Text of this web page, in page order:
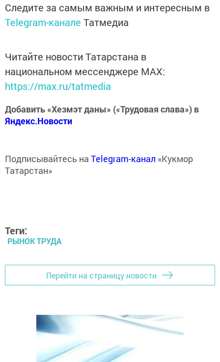
Следите за самым важным и интересным в
Telegram-канале Татмедиа
Читайте новости Татарстана в
национальном мессенджере MАХ:
https://max.ru/tatmedia
Добавить «Хезмэт даны» («Трудовая слава») в
Яндекс.Новости
Подписывайтесь на Telegram-канал «Кукмор
Татарстан»
Теги:
РЫНОК ТРУДА
Перейти на страницу новости